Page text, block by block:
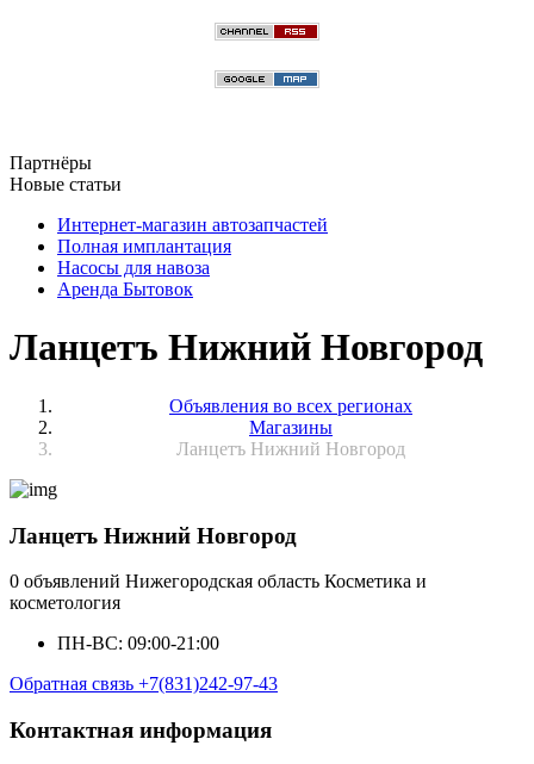
Партнёры
Новые статьи
Интернет-магазин автозапчастей
Полная имплантация
Насосы для навоза
Аренда Бытовок
Ланцетъ Нижний Новгород
Объявления во всех регионах
Магазины
Ланцетъ Нижний Новгород
Ланцетъ Нижний Новгород
0 объявлений Нижегородская область Косметика и
косметология
ПН-ВС: 09:00-21:00
Обратная связь +7(831)242-97-43
Контактная информация